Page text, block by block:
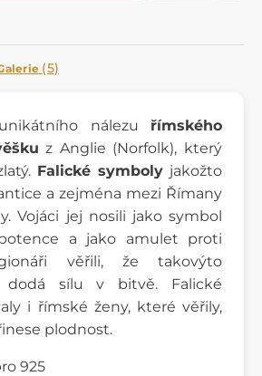
(5)
nálezu římského
z Anglie (Norfolk), který
Falické symboly jakožto
a zejména mezi Římany
Vojáci jej nosili jako symbol
a jako amulet proti
věřili, že takovýto
dodá sílu v bitvě. Falické
i římské ženy, které věřily,
plodnost.
925